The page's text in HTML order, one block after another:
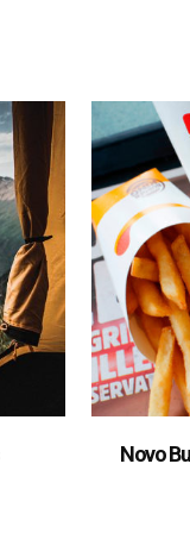
Novo